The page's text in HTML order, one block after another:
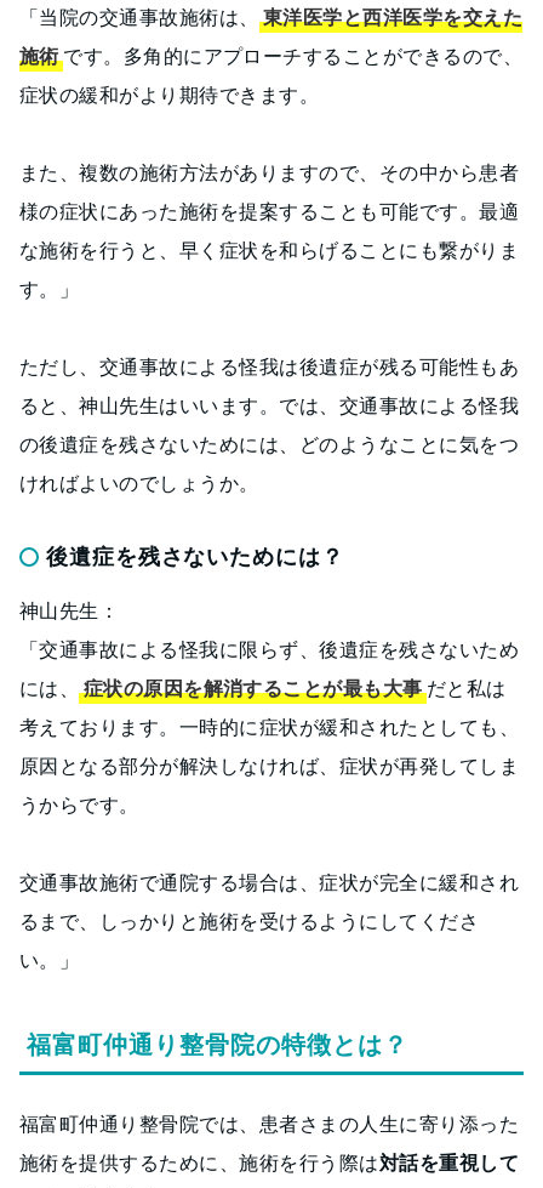
「当院の交通事故施術は、
東洋医学と西洋医学を交えた
施術 です。多角的にアプローチすることができるので、
症状の緩和がより期待できます。
また、複数の施術方法がありますので、その中から患者
様の症状にあった施術を提案することも可能です。最適
な施術を行うと、早く症状を和らげることにも繋がりま
す。」
ただし、交通事故による怪我は後遺症が残る可能性もあ
ると、神山先生はいいます。では、交通事故による怪我
の後遺症を残さないためには、どのようなことに気をつ
ければよいのでしょうか。
後遺症を残さないためには？
神山先生：
「交通事故による怪我に限らず、後遺症を残さないため
には、症状の原因を解消することが最も大事 だと私は
考えております。一時的に症状が緩和されたとしても、
原因となる部分が解決しなければ、症状が再発してしま
うからです。
交通事故施術で通院する場合は、症状が完全に緩和され
るまで、しっかりと施術を受けるようにしてくださ
い。」
福富町仲通り整骨院の特徴とは？
福富町仲通り整骨院では、患者さまの人生に寄り添った
施術を提供するために、施術を行う際は対話を重視して